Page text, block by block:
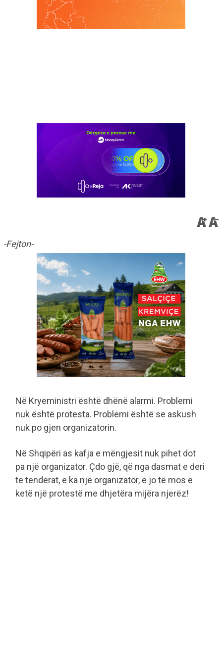
-Fejton-
Në Kryeministri është dhënë alarmi. Problemi
nuk është protesta. Problemi është se askush
nuk po gjen organizatorin.
Në Shqipëri as kafja e mëngjesit nuk pihet dot
pa një organizator. Çdo gjë, që nga dasmat e deri
te tenderat, e ka një organizator, e jo të mos e
ketë një protestë me dhjetëra mijëra njerëz!